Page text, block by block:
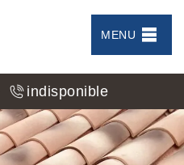
MENU
indisponible